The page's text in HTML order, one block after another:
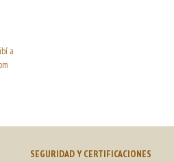
a
SEGURIDAD Y CERTIFICACIONES